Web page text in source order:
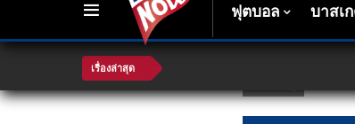
ฟุตบอล บาสเ
เรื่องล่าสุด